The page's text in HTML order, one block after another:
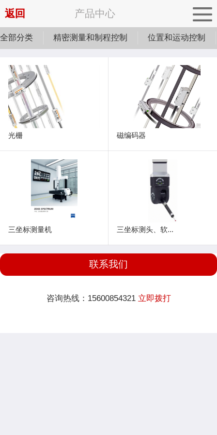
返回 产品中心
全部分类 精密测量和制程控制 位置和运动控制
光栅 磁编码器
三坐标测量机 三坐标测头、软...
联系我们
咨询热线：15600854321 立即拨打